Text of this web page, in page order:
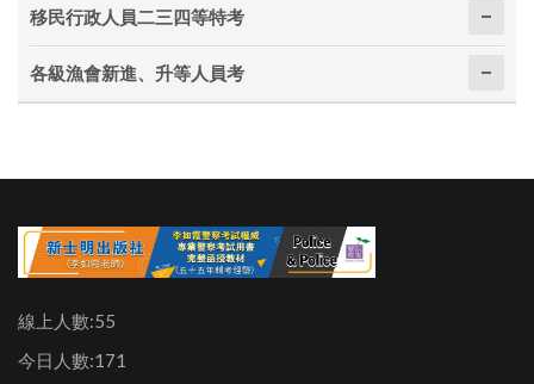
移民行政人員二三四等特考
各級漁會新進、升等人員考
線上人數:55
今日人數:171